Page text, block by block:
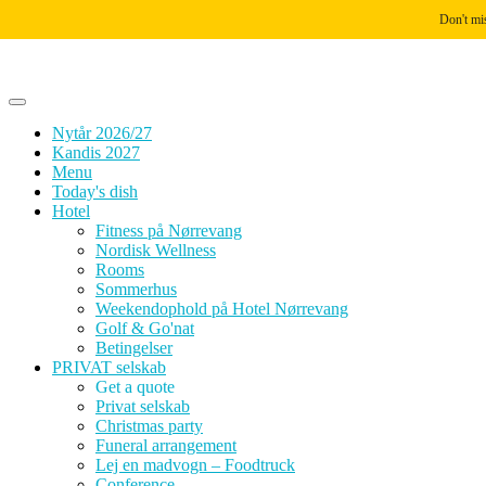
Nytår 2026/27
Kandis 2027
Menu
Today's dish
Hotel
Fitness på Nørrevang
Nordisk Wellness
Rooms
Sommerhus
Weekendophold på Hotel Nørrevang
Golf & Go'nat
Betingelser
PRIVAT selskab
Get a quote
Privat selskab
Christmas party
Funeral arrangement
Lej en madvogn – Foodtruck
Don't